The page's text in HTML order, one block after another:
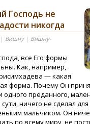
Господь не
никогда
| Вишну | Вишну-
все Его формы
Как, например,
— какая
форма. Почему Он
одного преданного,
ничего не сделал
мальчиком. Он